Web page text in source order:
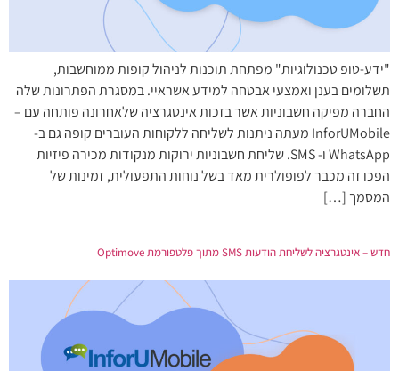
"ידע-טופ טכנולוגיות" מפתחת תוכנות לניהול קופות ממוחשבות,
תשלומים בענן ואמצעי אבטחה למידע אשראיי. במסגרת הפתרונות שלה
החברה מפיקה חשבוניות אשר בזכות אינטגרציה שלאחרונה פותחה עם –
InforUMobile מעתה ניתנות לשליחה ללקוחות העוברים קופה גם ב-
WhatsApp ו- SMS. שליחת חשבוניות ירוקות מנקודות מכירה פיזיות
הפכו זה מכבר לפופולרית מאד בשל נוחות התפעולית, זמינות של
המסמך […]
חדש – אינטגרציה לשליחת הודעות SMS מתוך פלטפורמת Optimove